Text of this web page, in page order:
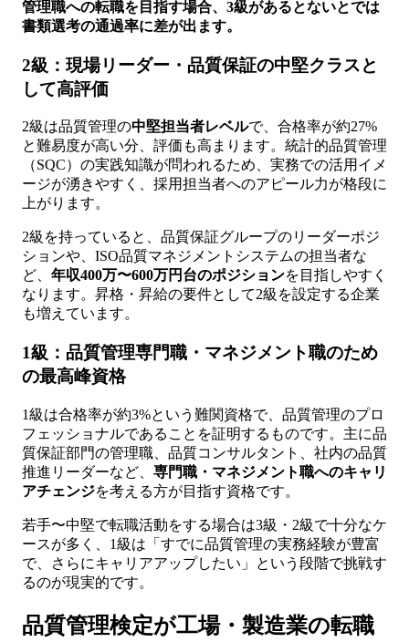
管理職への転職を目指す場合、3級があるとないとでは
書類選考の通過率に差が出ます。
2級：現場リーダー・品質保証の中堅クラスと
して高評価
2級は品質管理の中堅担当者レベルで、合格率が約27%
と難易度が高い分、評価も高まります。統計的品質管理
（SQC）の実践知識が問われるため、実務での活用イメ
ージが湧きやすく、採用担当者へのアピール力が格段に
上がります。
2級を持っていると、品質保証グループのリーダーポジ
ションや、ISO品質マネジメントシステムの担当者な
ど、 年収400万〜600万円台のポジションを目指しやすく
なります。昇格・昇給の要件として2級を設定する企業
も増えています。
1級：品質管理専門職・マネジメント職のため
の最高峰資格
1級は合格率が約3%という難関資格で、品質管理のプロ
フェッショナルであることを証明するものです。主に品
質保証部門の管理職、品質コンサルタント、社内の品質
推進リーダーなど、 専門職・マネジメント職へのキャリ
アチェンジを考える方が目指す資格です。
若手〜中堅で転職活動をする場合は3級・2級で十分なケ
ースが多く、1級は「すでに品質管理の実務経験が豊富
で、さらにキャリアアップしたい」という段階で挑戦す
るのが現実的です。
品質管理検定が工場・製造業の転職